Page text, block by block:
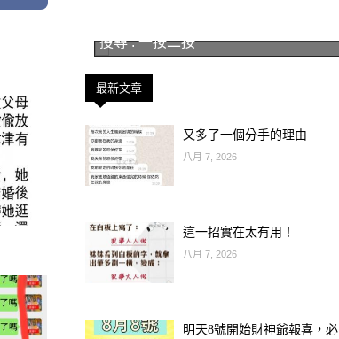
搜尋 : 一按二按
最新文章
又多了一個分手的理由
八月 7, 2026
這一招實在太有用！
八月 7, 2026
明天8號開始財神爺報喜，必